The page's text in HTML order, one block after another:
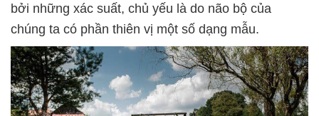
bởi những xác suất, chủ yếu là do não bộ của
chúng ta có phần thiên vị một số dạng mẫu.